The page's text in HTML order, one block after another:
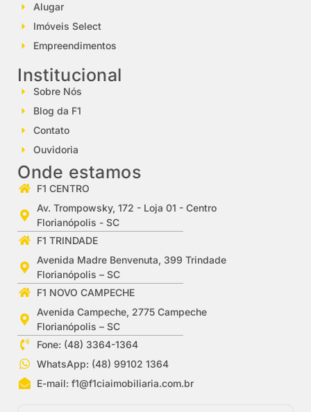
Alugar
Imóveis Select
Empreendimentos
Institucional
Sobre Nós
Blog da F1
Contato
Ouvidoria
Onde estamos
F1 CENTRO
Av. Trompowsky, 172 - Loja 01 - Centro
Florianópolis - SC
F1 TRINDADE
Avenida Madre Benvenuta, 399 Trindade
Florianópolis – SC
F1 NOVO CAMPECHE
Avenida Campeche, 2775 Campeche
Florianópolis – SC
Fone: (48) 3364-1364
WhatsApp: (48) 99102 1364
E-mail:f1@f1ciaimobiliaria.com.br